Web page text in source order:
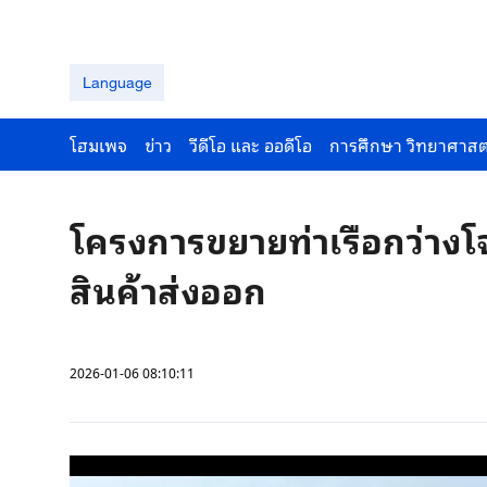
Language
โฮมเพจ ข่าว วีดีโอ และ ออดีโอ การศึกษา วิทยาศาส
โครงการขยายท่าเรือกว่า
สินค้าส่งออก
2026-01-06 08:10:11